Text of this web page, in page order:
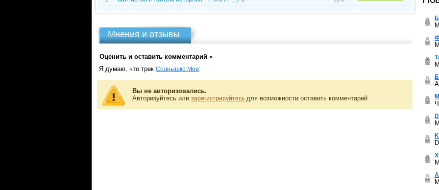
Мнения и отзывы
Оценить и оставить комментарий »
Я думаю, что трек Солнышко Мое:
Вы не авторизовались.
Авторизуйтесь или зарегистрируйтесь для возможности оставить комментарий.